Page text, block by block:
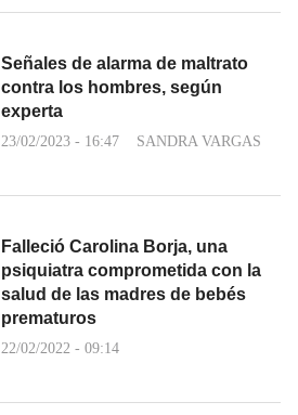
Señales de alarma de maltrato
contra los hombres, según
experta
23/02/2023 - 16:47 SANDRA VARGAS
Falleció Carolina Borja, una
psiquiatra comprometida con la
salud de las madres de bebés
prematuros
22/02/2022 - 09:14